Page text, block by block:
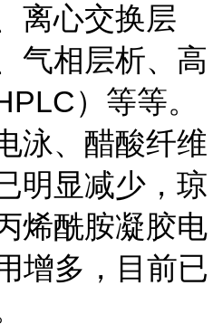
离心交换层
气相层析、高
）等等。
泳、醋酸纤维
明显减少，琼
烯酰胺凝胶电
增多，目前已